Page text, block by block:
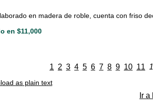
en madera de roble, cuenta con friso
en $11,000
1 2 3 4 5 6 7 8 9 10 11
as plain text
Ir